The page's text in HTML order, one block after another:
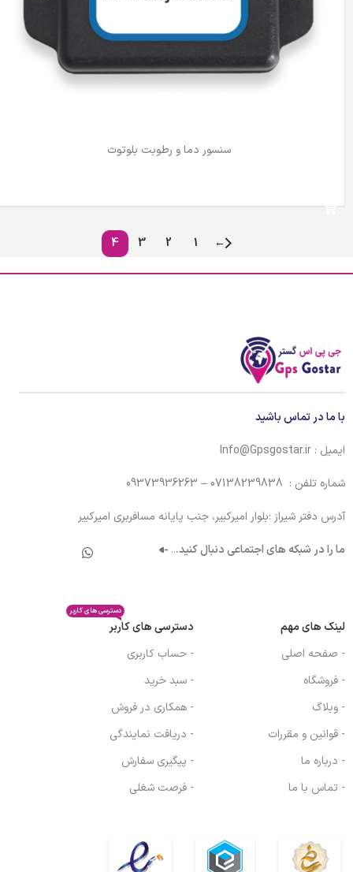
سنسور دما و رطوبت بلوتوث
←
1
2
3
4
با ما در تماس باشید
ایمیل : Info@Gpsgostar.ir
شماره تلفن : 07138239838 – 09373936263
آدرس دفتر شیراز :بلوار امیرکبیر، جنب پایانه مسافربری امیرکبیر
ما را در شبکه های اجتماعی دنبال کنید...
لینک های مهم
- صفحه اصلی
- فروشگاه
- وبلاگ
- قوانین و مقررات
- درباره ما
- تماس با ما
دسترسی های کاربر
دسترسی های کاربر
- حساب کاربری
- سبد خرید
- همکاری در فروش
- دریافت نمایندگی
- پیگیری سفارش
- فرصت شغلی